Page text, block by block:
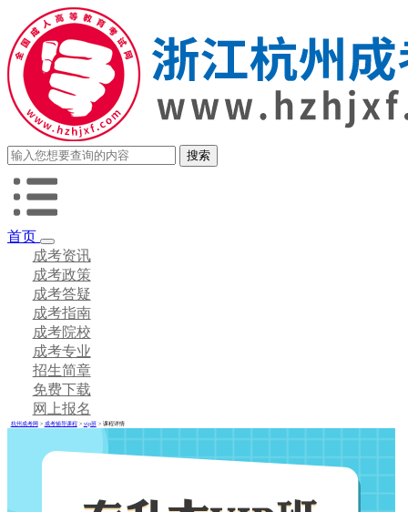
首页
成考资讯
成考政策
成考答疑
成考指南
成考院校
成考专业
招生简章
免费下载
网上报名
杭州成考网 > 成考辅导课程> vip班> 课程详情